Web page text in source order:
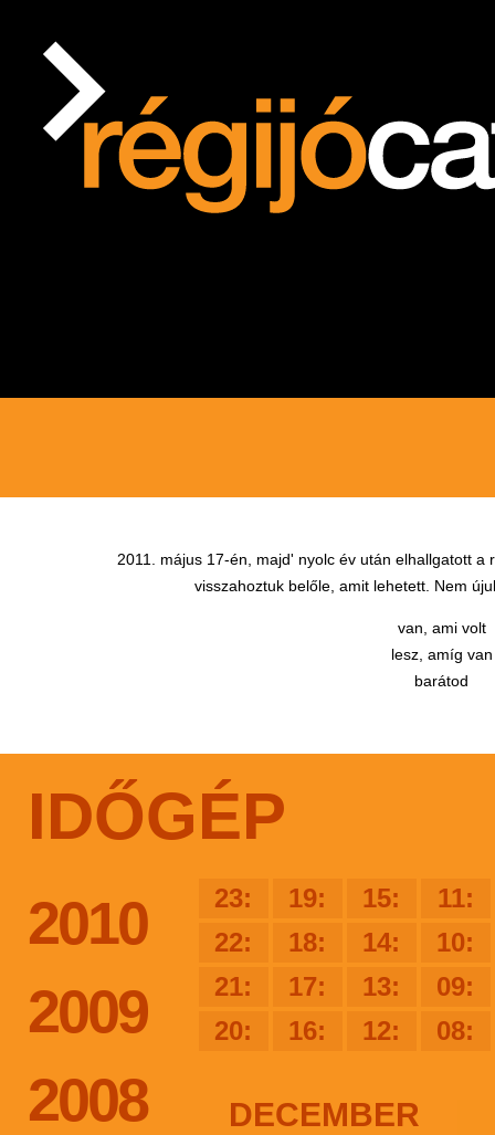
2011. május 17-én, majd' nyolc év után elhallgatott
visszahoztuk belőle, amit lehetett. Nem
van, ami volt
lesz, amíg van
barátod
IDŐGÉP
2010
2009
2008
23: 19: 15:
11:
22:
18: 14:
10:
21:
17: 13:
09:
20:
16: 12: 08:
DECEMBER